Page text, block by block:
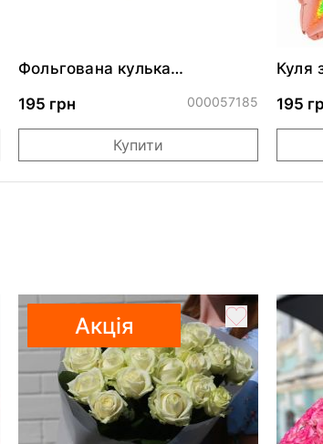
Фольгована кулька
ДР"
195 грн 000057185
Купити
Куля
195
Акція